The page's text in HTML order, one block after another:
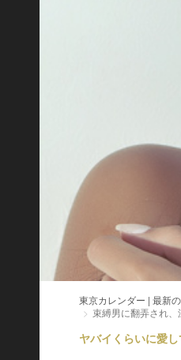
東京カレンダー | 最新
束縛男に翻弄され
ヤバイくらいに愛